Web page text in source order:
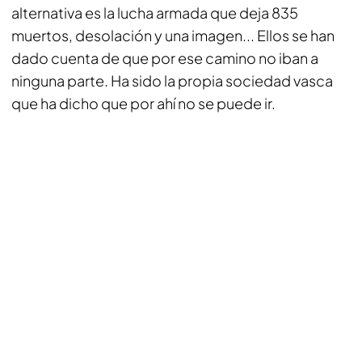
alternativa es la lucha armada que deja 835
muertos, desolación y una imagen... Ellos se han
dado cuenta de que por ese camino no iban a
ninguna parte. Ha sido la propia sociedad vasca
que ha dicho que por ahí no se puede ir.